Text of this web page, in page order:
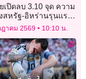
เปิดลบ 3.10 จุด ความ
สหรัฐ-อิหร่านรุนแรง
ฎาคม 2569 10:10 น.